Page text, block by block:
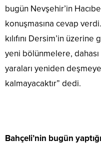
bugün Nevşehir’in
konuşmasına cevap
kılıfını Dersim’in
yeni bölünmelere,
yaraları yeniden
kalmayacaktır” dedi.
Bahçeli’nin bugün